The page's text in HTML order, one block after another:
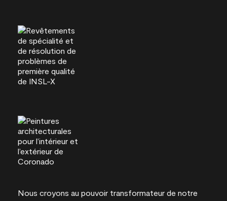
Nous croyons au pouvoir transformateur de notre